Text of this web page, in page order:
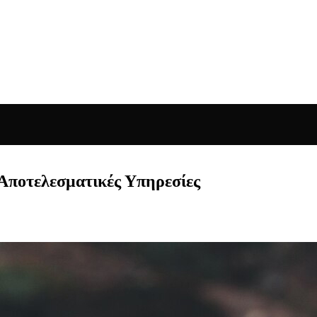
Υπηρεσίες